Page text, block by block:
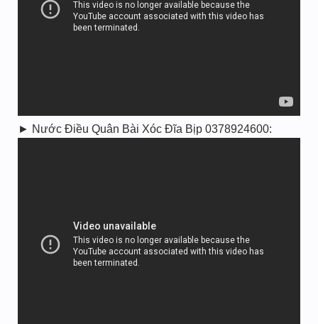
► Nước Điều Quân Bài Xóc Đĩa Bịp 0378924600: